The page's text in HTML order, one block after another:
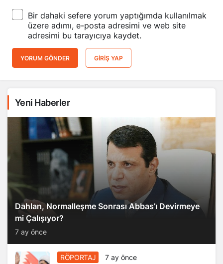
Bir dahaki sefere yorum yaptığımda kullanılmak
üzere adımı, e-posta adresimi ve web site
adresimi bu tarayıcıya kaydet.
YORUM GÖNDER GIRIŞ YAP
Yeni Haberler
Dahlan, Normalleşme Sonrası Abbas’ı Devirmeye
mi Çalışıyor?
7 ay önce
RÖPORTAJ 7 ay önce